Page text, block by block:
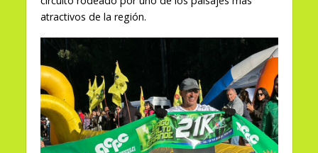
atractivos de la región.